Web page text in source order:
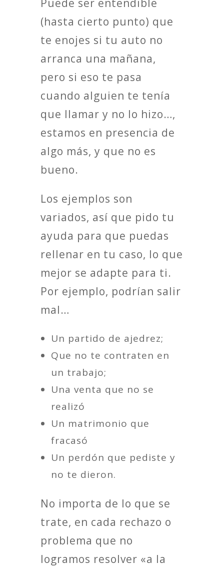
Puede ser entendible
(hasta cierto punto) que
te enojes si tu auto no
arranca una mañana,
pero si eso te pasa
cuando alguien te tenía
que llamar y no lo hizo…,
estamos en presencia de
algo más, y que no es
bueno.
Los ejemplos son
variados, así que pido tu
ayuda para que puedas
rellenar en tu caso, lo que
mejor se adapte para ti.
Por ejemplo, podrían salir
mal…
Un partido de ajedrez;
Que no te contraten en
un trabajo;
Una venta que no se
realizó
Un matrimonio que
fracasó
Un perdón que pediste y
no te dieron.
No importa de lo que se
trate, en cada rechazo o
problema que no
logramos resolver «a la